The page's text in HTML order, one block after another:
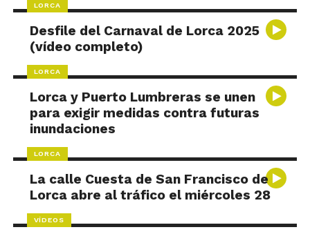
LORCA
Desfile del Carnaval de Lorca 2025
(vídeo completo)
LORCA
Lorca y Puerto Lumbreras se unen
para exigir medidas contra futuras
inundaciones
LORCA
La calle Cuesta de San Francisco de
Lorca abre al tráfico el miércoles 28
VÍDEOS